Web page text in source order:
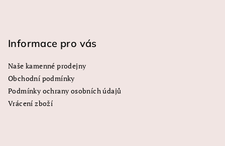
Informace pro vás
Naše kamenné prodejny
Obchodní podmínky
Podmínky ochrany osobních údajů
Vrácení zboží